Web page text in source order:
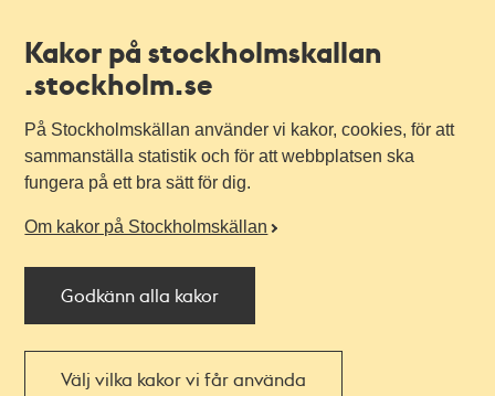
Kakor på stockholmskallan
.stockholm.se
På Stockholmskällan använder vi kakor, cookies, för att
sammanställa statistik och för att webbplatsen ska
fungera på ett bra sätt för dig.
Om kakor på Stockholmskällan
Godkänn alla kakor
Välj vilka kakor vi får använda